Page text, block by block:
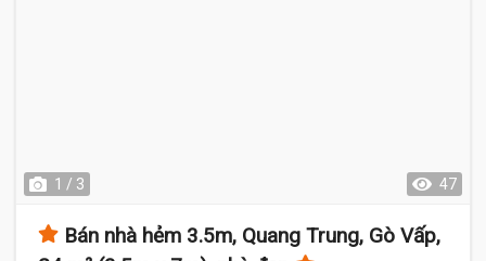
1 / 3 47
Bán nhà hẻm 3.5m, Quang Trung, Gò Vấp,